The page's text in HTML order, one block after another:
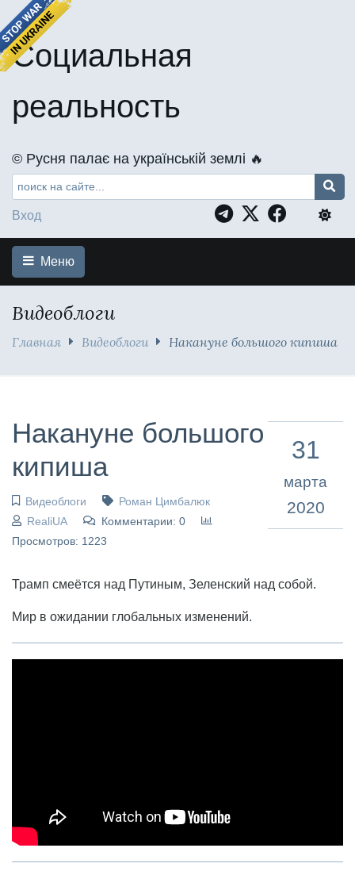
Социальная
реальность
©️ Русня палає на українській землі 🔥
Вход
Меню
Видеоблоги
Главная Видеоблоги Накануне большого кипиша
Накануне большого
кипиша
Видеоблоги
Роман Цимбалюк
RealiUA
Комментарии: 0
Просмотров: 1223
31
марта
2020
Трамп смеётся над Путиным, Зеленский над собой.
Мир в ожидании глобальных изменений.